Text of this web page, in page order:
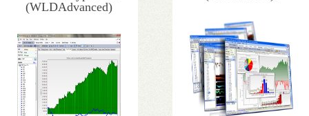
(WLDAdvanced)